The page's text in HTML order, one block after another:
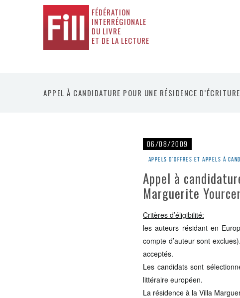
FÉDÉRATION
INTERRÉGIONALE
DU LIVRE
ET DE LA LECTURE
APPEL À CANDIDATURE POUR UNE RÉSIDENCE
06/08/2009
Appels d'offres et appels à
Appel à
Marguerite
Critères d’éligibilité:
les auteurs résidant en
compte d’auteur sont
acceptés.
Les candidats sont
littéraire européen.
La résidence à la Villa